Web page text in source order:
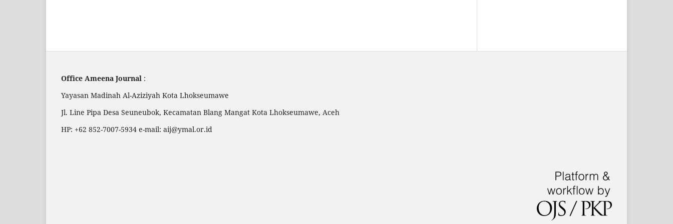
Office Ameena Journal :
Yayasan Madinah Al-Aziziyah Kota Lhokseumawe
Jl. Line Pipa Desa Seuneubok, Kecamatan Blang Mangat Kota Lhokseumawe, Aceh
HP: +62 852-7007-5934 e-mail: aij@ymal.or.id